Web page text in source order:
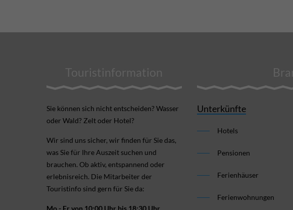
Touristinformation
Sie können sich nicht ent­scheiden? Wasser
oder Wald? Zelt oder Hotel?
Wir sind uns sicher, wir finden für Sie das,
was Sie für Ihre Aus­zeit suchen und
brauchen. Ob aktiv, ent­spannend oder
erlebnis­reich. Die Mitarbeiter der
Touristinfo sind gern für Sie da:
Mo - Fr von 10:00 Uhr bis 18:30 Uhr
Unterkünfte
Hotels
Pensionen
Ferienhäuser
Ferienwohnungen